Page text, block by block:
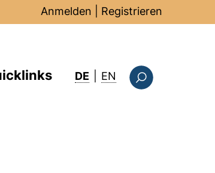
Anmelden Registrieren
DE EN : this page in